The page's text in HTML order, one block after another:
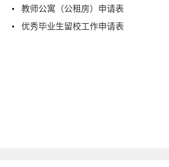
教师公寓（公租房）申请表
优秀毕业生留校工作申请表